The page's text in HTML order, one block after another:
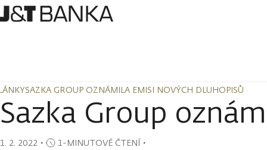
SAZKA GROUP OZNÁMILA EMISI NOVÝCH DLUHOPISŮ
SAZKA GROUP OZNÁMILA EMISI NOVÝCH DLUHOPISŮ
Sazka Group
1. 2. 2022 ・ 1-MINUTOVÉ ČTENÍ・